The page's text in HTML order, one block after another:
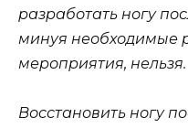
разработать ногу
минуя необходимые
мероприятия, нельзя.
Восстановить ногу